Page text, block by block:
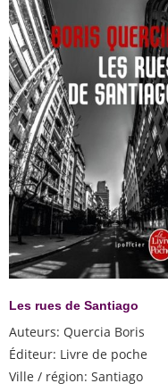
Les rues de Santiago
Auteurs: Quercia Boris
Éditeur: Livre de poche
Ville / région: Santiago